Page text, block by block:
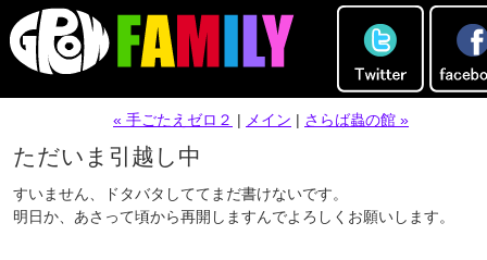
« 手ごたえゼロ２ | メイン | さらば蟲の館 »
ただいま引越し中
すいません、ドタバタしててまだ書けないです。
明日か、あさって頃から再開しますんでよろしくお願いします。